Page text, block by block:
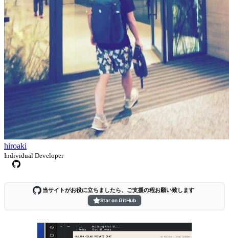
hiroaki
Individual Developer
当サイトがお役に立ちましたら、ご支援の程お願い致します
Star on GitHub